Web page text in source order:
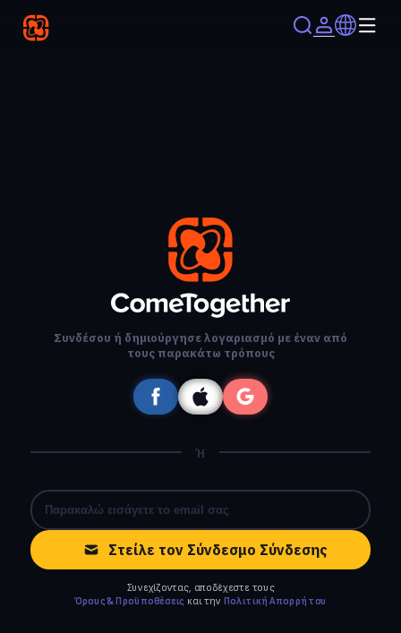
Συνδέσου ή δημιούργησε λογαριασμό με έναν από
τους παρακάτω τρόπους
Ή
Στείλε τον Σύνδεσμο Σύνδεσης
Συνεχίζοντας, αποδέχεστε τους
Όρους & Προϋποθέσεις και την Πολιτική Απορρήτου